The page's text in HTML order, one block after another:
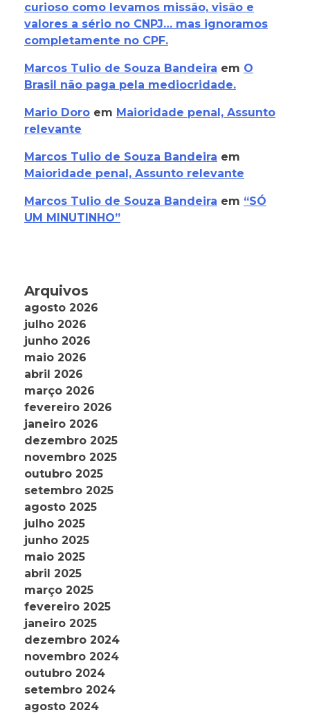
curioso como levamos missão, visão e
valores a sério no CNPJ… mas ignoramos
completamente no CPF.
Marcos Tulio de Souza Bandeira em O
Brasil não paga pela mediocridade.
Mario Doro em Maioridade penal, Assunto
relevante
Marcos Tulio de Souza Bandeira em
Maioridade penal, Assunto relevante
Marcos Tulio de Souza Bandeira em “SÓ
UM MINUTINHO”
Arquivos
agosto 2026
julho 2026
junho 2026
maio 2026
abril 2026
março 2026
fevereiro 2026
janeiro 2026
dezembro 2025
novembro 2025
outubro 2025
setembro 2025
agosto 2025
julho 2025
junho 2025
maio 2025
abril 2025
março 2025
fevereiro 2025
janeiro 2025
dezembro 2024
novembro 2024
outubro 2024
setembro 2024
agosto 2024